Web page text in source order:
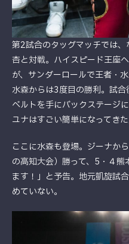
第2試合のタッグマッチでは
杏と対戦。ハイスピード王座
が、サンダーロールで王者・
水森からは3度目の勝利。試
ベルトを手にバックステージ
ユナはすごい簡単になってき
ここに水森も登場。ジーナか
の高知大会）勝って、5・４
ます！」と予告。地元凱旋試
めていない。